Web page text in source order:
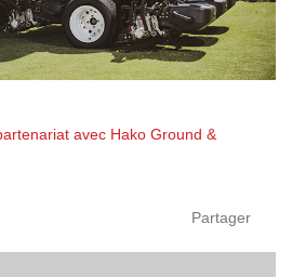
avec Hako Ground &
Partager